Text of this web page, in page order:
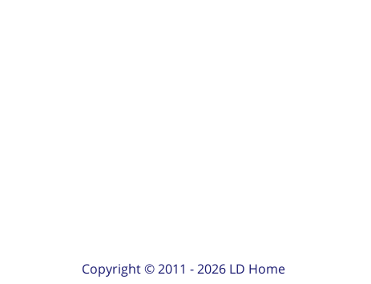
Copyright © 2011 -2026 LD Home